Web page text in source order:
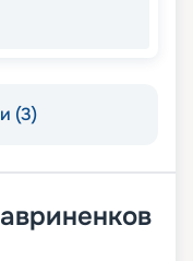
(3)